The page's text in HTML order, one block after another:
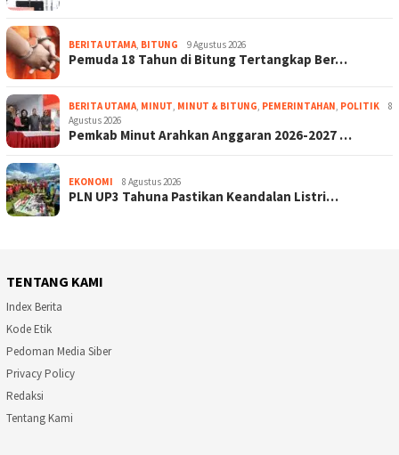
BERITA UTAMA BITUNG 9 Agustus 2026
Pemuda 18 Tahun di Bitung Tertangkap Ber…
BERITA UTAMA MINUT MINUT & BITUNG PEMERINTAHAN POLITIK
8
Agustus 2026
Pemkab Minut Arahkan Anggaran 2026-2027 …
EKONOMI 8 Agustus 2026
PLN UP3 Tahuna Pastikan Keandalan Listri…
TENTANG KAMI
Index Berita
Kode Etik
Pedoman Media Siber
Privacy Policy
Redaksi
Tentang Kami